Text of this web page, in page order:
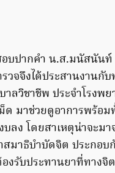
อบปากคำ น.ส.มนัสนัน
วจจึงได้ประสานงานกั
ลวิชาชีพ ประจำโรงพย
มาช่วยดูอาการพร้อม
บลง โดยสาเหตุน่าจะม
มาธิบำบัดจิต ประกอบ
งรับประทานยาที่ทางจิต